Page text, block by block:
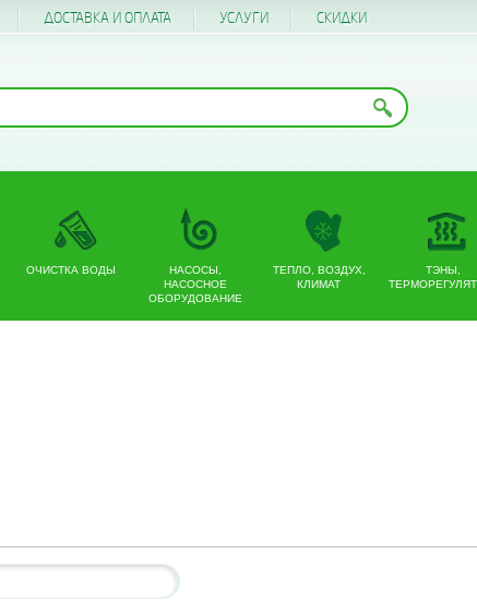
ДОСТАВКА И ОПЛАТА УСЛУГИ CКИДКИ
ОЧИСТКА ВОДЫ
НАСОСЫ,
НАСОСНОЕ
ОБОРУДОВАНИЕ
ТЕПЛО, ВОЗДУХ,
КЛИМАТ
ТЭНЫ,